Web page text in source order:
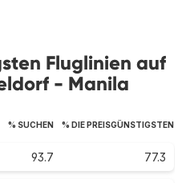
Fluglinien auf
- Manila
% SUCHEN % DIE PREISGÜNSTIGSTEN
93.7 77.3